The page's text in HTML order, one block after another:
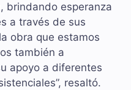
brindando esperanza
a través de sus
obra que estamos
también a
apoyo a diferentes
resaltó.